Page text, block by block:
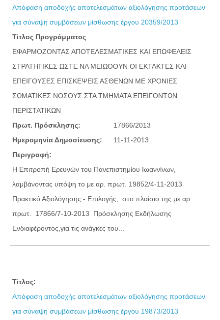
Απόφαση αποδοχής αποτελεσμάτων αξιολόγησης προτάσεων
για σύναψη συμβάσεων μίσθωσης έργου 20359/2013
Τίτλος Προγράμματος
ΕΦΑΡΜΟΖΟΝΤΑΣ ΑΠΟΤΕΛΕΣΜΑΤΙΚΕΣ ΚΑΙ ΕΠΩΦΕΛΕΙΣ
ΣΤΡΑΤΗΓΙΚΕΣ ΩΣΤΕ ΝΑ ΜΕΙΩΘΟΥΝ ΟΙ ΕΚΤΑΚΤΕΣ ΚΑΙ
ΕΠΕΙΓΟΥΣΕΣ ΕΠΙΣΚΕΨΕΙΣ ΑΣΘΕΝΩΝ ΜΕ ΧΡΟΝΙΕΣ
ΣΩΜΑΤΙΚΕΣ ΝΟΣΟΥΣ ΣΤΑ ΤΜΗΜΑΤΑ ΕΠΕΙΓΟΝΤΩΝ
ΠΕΡΙΣΤΑΤΙΚΩΝ
Πρωτ. Πρόσκλησης:
17866/2013
Ημερομηνία Δημοσίευσης:
11-11-2013
Περιγραφή:
Η Επιτροπή Ερευνών του Πανεπιστημίου Ιωαννίνων,
λαμβάνοντας υπόψη το με αρ. πρωτ. 19852/4-11-2013
Πρακτικό Αξιολόγησης - Επιλογής, στο πλαίσιο της με αρ.
πρωτ. 17866/7-10-2013 Πρόσκλησης Εκδήλωσης
Ενδιαφέροντος,για τις ανάγκες του...
Τίτλος:
Απόφαση αποδοχής αποτελεσμάτων αξιολόγησης προτάσεων
για σύναψη συμβάσεων μίσθωσης έργου 19873/2013